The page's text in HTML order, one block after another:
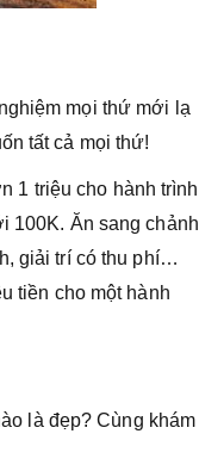
mọi thứ mới lạ
tất cả mọi thứ!
1 triệu cho hành trình
100K. Ăn sang chảnh
giải trí có thu phí…
tiền cho một hành
là đẹp? Cùng khám